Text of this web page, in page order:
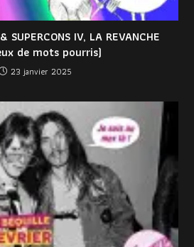
SUPERCONS IV, LA REVANCHE
de mots pourris)
23 janvier 2025